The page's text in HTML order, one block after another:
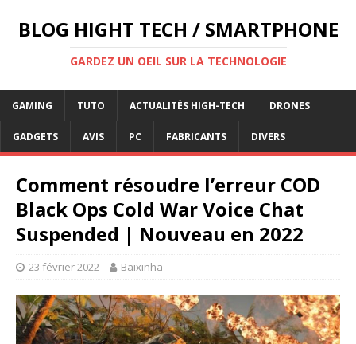
BLOG HIGHT TECH / SMARTPHONE
GARDEZ UN OEIL SUR LA TECHNOLOGIE
GAMING TUTO ACTUALITÉS HIGH-TECH DRONES
GADGETS AVIS PC FABRICANTS DIVERS
Comment résoudre l’erreur COD
Black Ops Cold War Voice Chat
Suspended | Nouveau en 2022
23 février 2022 Baixinha